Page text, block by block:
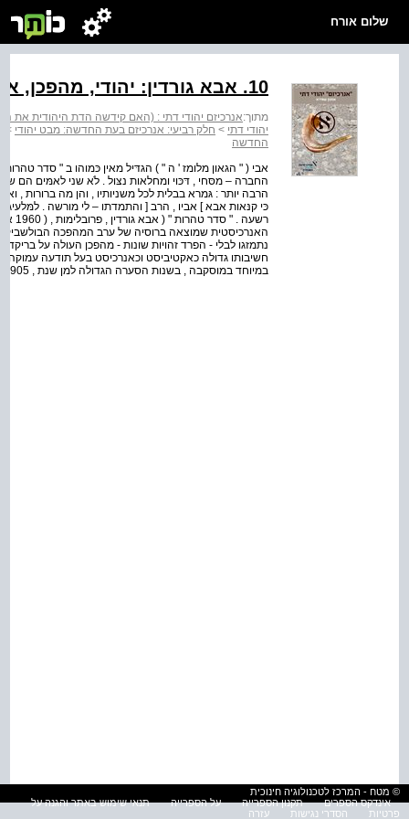
שלום אורח
10. אבא גורדין: יהודי, מהפכן, אנרכיסט (1964-1887)
מתוך:אנרכיזם יהודי דתי : (האם קידשה הדת היהודית את
יהודי דתי > חלק רביעי: אנרכיזם בעת החדשה: מבט יהודי >
החדשה
אבי ( " הגאון מלומז ' ה " ) הגדּיל מאין כּמוהו ב " סדר
החברה – מסּחי , דּכּוי ומחלאות נצּול . לֹא שני לאמּים הם
הרבה יותר : גּמרא בבלית לכל משניותיו , והן מה ברורות ,
כּי קנּאות אבא ] אביו , הרב [ והתמדתו – לי מורשה .
נתמזגו לבלי - הפרד זהויות שונות - מהפכן העולה על
חשיבותו גדולה כאקטיביסט וכאנרכיסט בעל תודעה עמוקה
במיוחד במוסקבה , בשנות הסערה הגדולה למן שנת , 1905 עב...
© מטח - המרכז לטכנולוגיה חינוכית
אינדקס הספרים
תקנון הספרייה על הספרייה
תנאי שימוש באתר והגנה על
פרטיות
הסדרי נגישות עזרה